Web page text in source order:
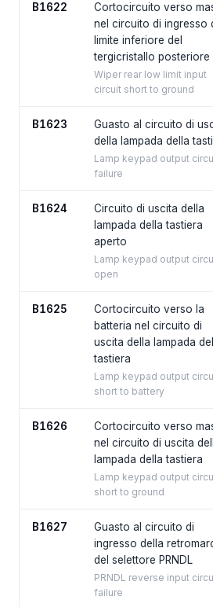
B1622
Cortocircuito verso
nel circuito di ingresso
limite inferiore del
tergicristallo posteriore
Wiper rear low limit input
circuit short to ground
B1623
Guasto al circuito di
della lampada della
Lamp keypad output
failure
B1624
Circuito di uscita della
lampada della tastiera
aperto
Lamp keypad output
open
B1625
Cortocircuito verso la
batteria nel circuito di
uscita della lampada
tastiera
Lamp keypad output
short to battery
B1626
Cortocircuito verso
nel circuito di uscita
lampada della tastiera
Lamp keypad output
short to ground
B1627
Guasto al circuito di
ingresso della
del selettore PRNDL
PRNDL reverse input
failure